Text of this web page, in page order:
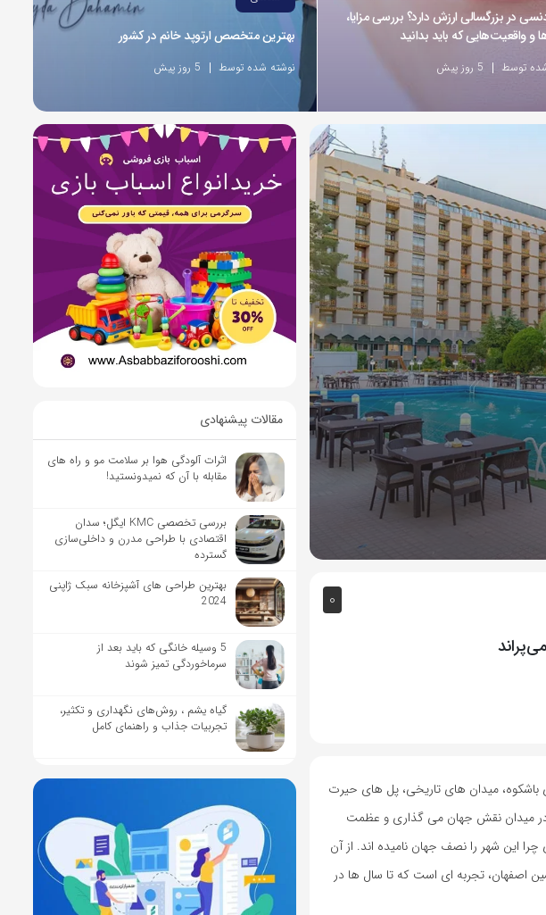
در بزرگسالی ارزش دارد؟ بررسی مزایا،
و واقعیت‌هایی که باید بدانید
توسط 5 روز پیش
بهترین متخصص ارتوپد خانم در کشور
نوشته شده توسط 5 روز پیش
0
میدان های تاریخی، پل های حیرت
در میدان نقش جهان می گذاری و عظمت
این شهر را نصف جهان نامیده اند. از آن
اصفهان، تجربه ای است که تا سال ها در
مقالات پیشنهادی
اثرات آلودگی هوا بر سلامت مو و راه های
مقابله با آن که نمیدونستید!
بررسی تخصصی KMC ایگل؛ سدان
اقتصادی با طراحی مدرن و داخلی‌سازی
گسترده
بهترین طراحی های آشپزخانه سبک ژاپنی
2024
5 وسیله خانگی که باید بعد از
سرماخوردگی تمیز شوند
گیاه یشم ، روش‌های نگهداری و تکثیر،
تجربیات جذاب و راهنمای کامل